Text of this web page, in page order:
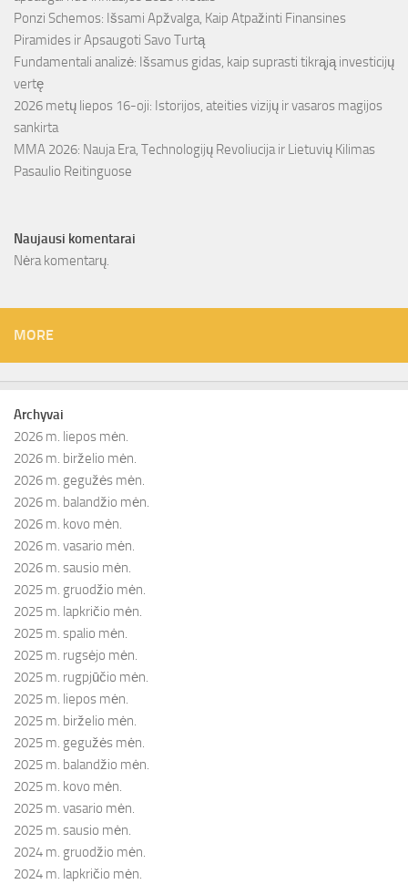
Ponzi Schemos: Išsami Apžvalga, Kaip Atpažinti Finansines
Piramides ir Apsaugoti Savo Turtą
Fundamentali analizė: Išsamus gidas, kaip suprasti tikrąją investicijų
vertę
2026 metų liepos 16-oji: Istorijos, ateities vizijų ir vasaros magijos
sankirta
MMA 2026: Nauja Era, Technologijų Revoliucija ir Lietuvių Kilimas
Pasaulio Reitinguose
Naujausi komentarai
Nėra komentarų.
MORE
Archyvai
2026 m. liepos mėn.
2026 m. birželio mėn.
2026 m. gegužės mėn.
2026 m. balandžio mėn.
2026 m. kovo mėn.
2026 m. vasario mėn.
2026 m. sausio mėn.
2025 m. gruodžio mėn.
2025 m. lapkričio mėn.
2025 m. spalio mėn.
2025 m. rugsėjo mėn.
2025 m. rugpjūčio mėn.
2025 m. liepos mėn.
2025 m. birželio mėn.
2025 m. gegužės mėn.
2025 m. balandžio mėn.
2025 m. kovo mėn.
2025 m. vasario mėn.
2025 m. sausio mėn.
2024 m. gruodžio mėn.
2024 m. lapkričio mėn.